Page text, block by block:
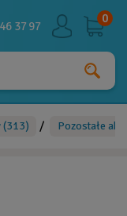
37 97
0
(313) / Pozostałe